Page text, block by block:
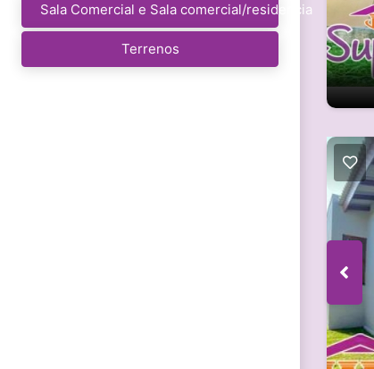
Sala Comercial e Sala comercial/residencia
Terrenos